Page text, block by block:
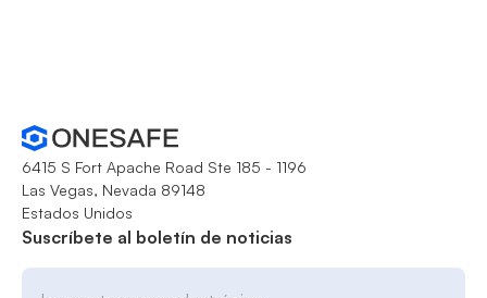
6415 S Fort Apache Road Ste 185 - 1196
Las Vegas, Nevada 89148
Estados Unidos
Suscríbete al boletín de noticias